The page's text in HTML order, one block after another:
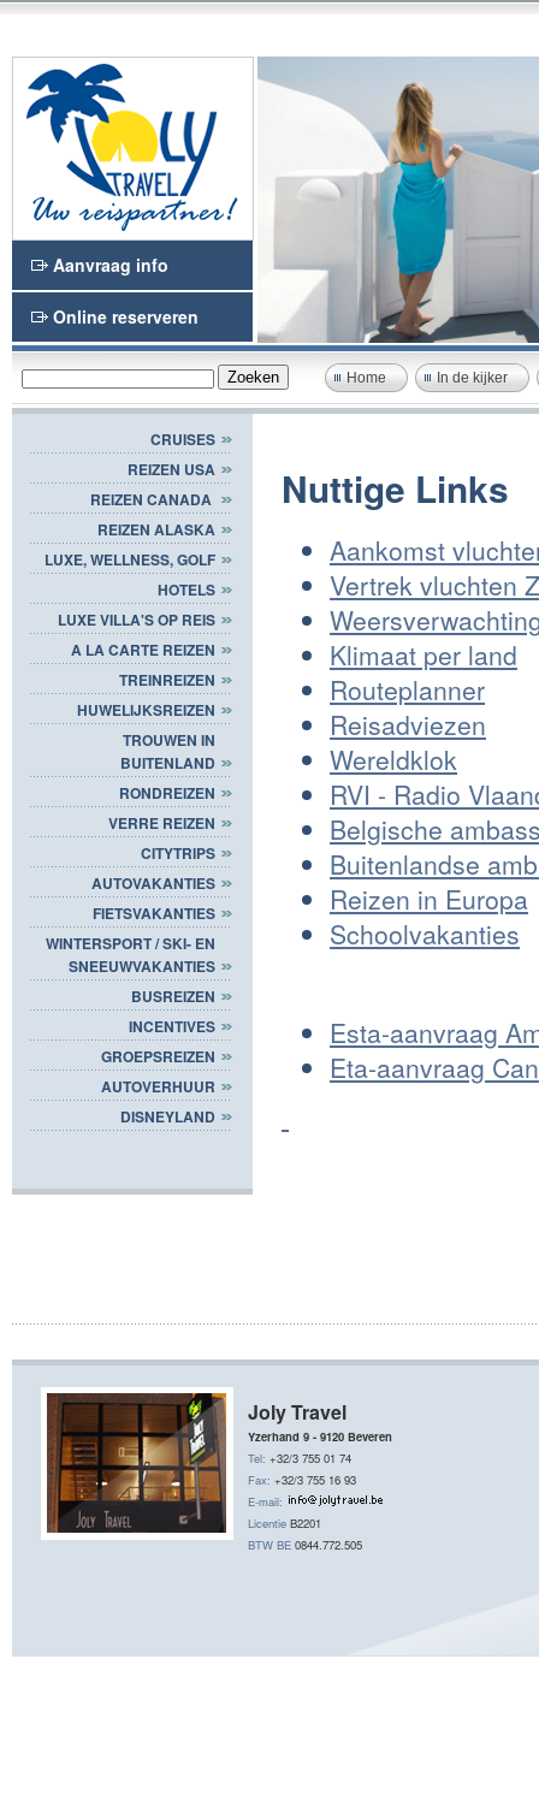
Aanvraag info
Online reserveren
Home In de kijker
CRUISES
REIZEN USA
REIZEN CANADA
REIZEN ALASKA
LUXE, WELLNESS, GOLF
HOTELS
LUXE VILLA'S OP REIS
A LA CARTE REIZEN
TREINREIZEN
HUWELIJKSREIZEN
TROUWEN IN
BUITENLAND
RONDREIZEN
VERRE REIZEN
CITYTRIPS
AUTOVAKANTIES
FIETSVAKANTIES
WINTERSPORT / SKI- EN
SNEEUWVAKANTIES
BUSREIZEN
INCENTIVES
GROEPSREIZEN
AUTOVERHUUR
DISNEYLAND
Nuttige Links
Aankomst
Vertrek vluchten
Klimaat per land
Routeplanner
Reisadviezen
Wereldklok
RVI - Radio
Belgische
Buitenlandse
Reizen in Europa
Schoolvakanties
Esta-aanvraag
Eta-aanvraag
Joly Travel
Yzerhand 9 - 9120 Beveren
Tel: +32/3 755 01 74
Fax: +32/3 755 16 93
E-mail:
Licentie B2201
BTW BE 0844.772.505